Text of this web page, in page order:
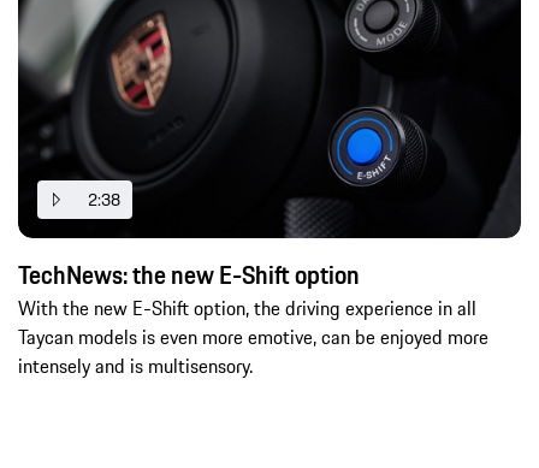
2:38
TechNews: the new E-Shift option
With the new E-Shift option, the driving experience in all
Taycan models is even more emotive, can be enjoyed more
intensely and is multisensory.